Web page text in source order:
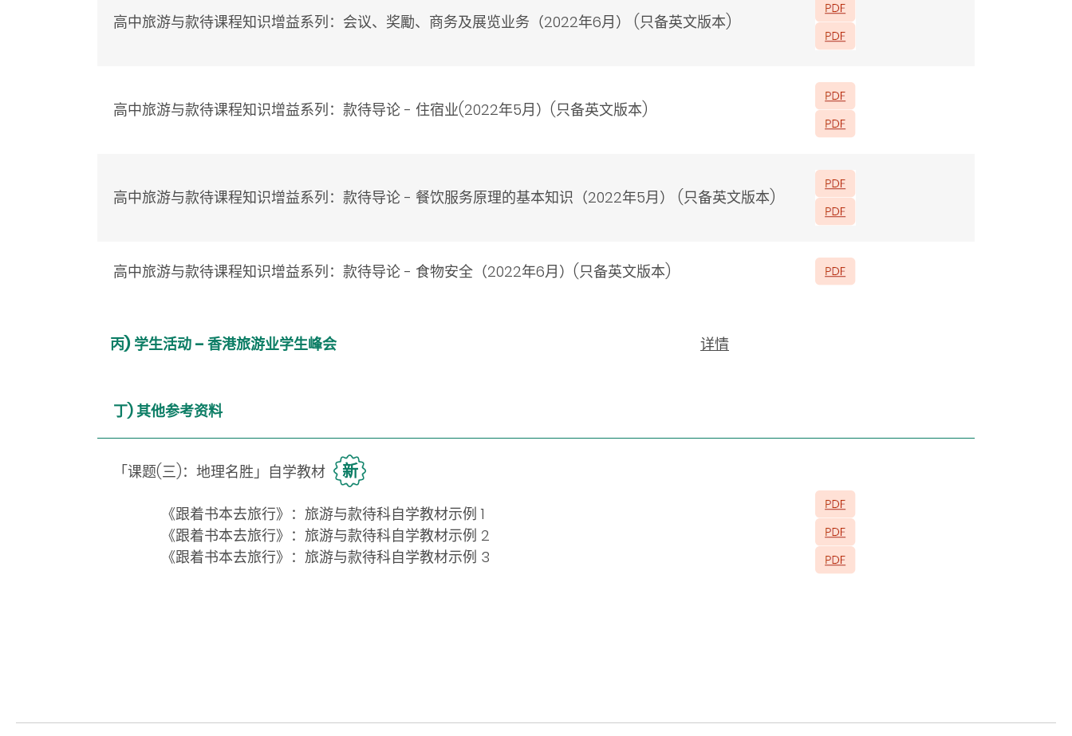
高中旅游与款待课程知识增益系列：会议、奖勵、商务及展览业务（2022年6月） (只备英文版本)
高中旅游与款待课程知识增益系列：款待导论 - 住宿业(2022年5月）(只备英文版本)
高中旅游与款待课程知识增益系列：款待导论 - 餐饮服务原理的基本知识（2022年5月） (只备英文版本)
高中旅游与款待课程知识增益系列：款待导论 - 食物安全（2022年6月）(只备英文版本)
丙) 学生活动 – 香港旅游业学生峰会 详情
丁) 其他参考资料
「课题(三)：地理名胜」自学教材 新
《跟着书本去旅行》：旅游与款待科自学教材示例 1
《跟着书本去旅行》：旅游与款待科自学教材示例 2
《跟着书本去旅行》：旅游与款待科自学教材示例 3